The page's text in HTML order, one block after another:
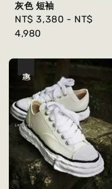
灰色 短袖
Regular
price
NT$ 3,380 - NT$
4,980